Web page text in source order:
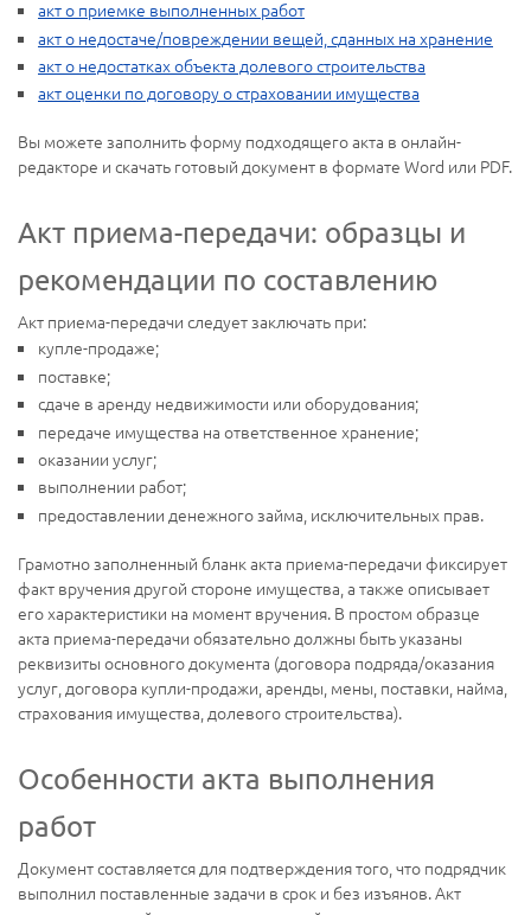
акт о приемке выполненных работ
акт о недостаче/повреждении вещей, сданных на хранение
акт о недостатках объекта долевого строительства
акт оценки по договору о страховании имущества
Вы можете заполнить форму подходящего акта в онлайн-
редакторе и скачать готовый документ в формате Word или PDF.
Акт приема-передачи: образцы и
рекомендации по составлению
Акт приема-передачи следует заключать при:
купле-продаже;
поставке;
сдаче в аренду недвижимости или оборудования;
передаче имущества на ответственное хранение;
оказании услуг;
выполнении работ;
предоставлении денежного займа, исключительных прав.
Грамотно заполненный бланк акта приема-передачи фиксирует
факт вручения другой стороне имущества, а также описывает
его характеристики на момент вручения. В простом образце
акта приема-передачи обязательно должны быть указаны
реквизиты основного документа (договора подряда/оказания
услуг, договора купли-продажи, аренды, мены, поставки, найма,
страхования имущества, долевого строительства).
Особенности акта выполнения
работ
Документ составляется для подтверждения того, что подрядчик
выполнил поставленные задачи в срок и без изъянов. Акт